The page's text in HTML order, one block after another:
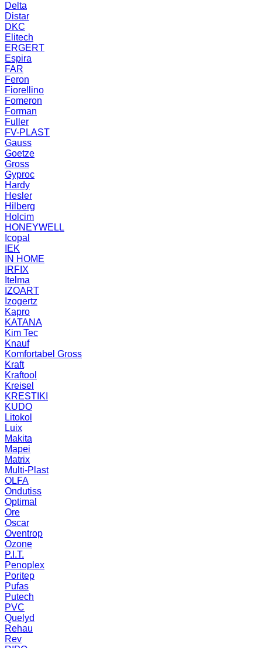
Delta
Distar
DKC
Elitech
ERGERT
Espira
FAR
Feron
Fiorellino
Fomeron
Forman
Fuller
FV-PLAST
Gauss
Goetze
Gross
Gyproc
Hardy
Hesler
Hilberg
Holcim
HONEYWELL
Icopal
IEK
IN HOME
IRFIX
Itelma
IZOART
Izogertz
Kapro
KATANA
Kim Tec
Knauf
Komfortabel Gross
Kraft
Kraftool
Kreisel
KRESTIKI
KUDO
Litokol
Luix
Makita
Mapei
Matrix
Multi-Plast
OLFA
Ondutiss
Optimal
Ore
Oscar
Oventrop
Ozone
P.I.T.
Penoplex
Poritep
Pufas
Putech
PVC
Quelyd
Rehau
Rev